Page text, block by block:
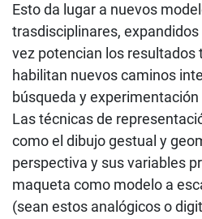
Esto da lugar a nuevos
trasdisciplinares,
vez potencian los resultados
habilitan nuevos caminos
búsqueda y
Las técnicas de
como el dibujo gestual y
perspectiva y sus variables
maqueta como modelo a
(sean estos analógicos o